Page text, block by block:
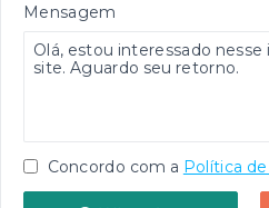
Mensagem
Concordo com a Política